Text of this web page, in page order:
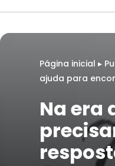
Página inicial ▸
ajuda para
Na era